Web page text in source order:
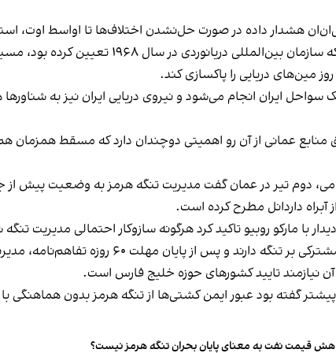
هشدار داده در صورت حل‌نشدن اختلاف‌ها تا اواسط اوت،
به دلیل وجود مین‌های دریایی در گذرگاه سنتی
ایران انجام می‌شود و نیروی دریایی ایران نیز به شناورها
منابع عمانی از آن رو اهمیتی دوچندان دارد که مسقط
دوم تیر در عمان گفت مدیریت تنگه هرمز به وضعیت پیش
آبراه داردانل مطرح کرده است.
با مارکو روبیو تاکید کرد هرگونه سازوکار احتمالی مدیریت
مقام‌های جمهوری‌اسلامی می‌گویند ایران و عمان
آن نیازمند تایید کشورهای حوزه خلیج فارس است.
گفته بود عبور ایمن کشتی‌ها از تنگه هرمز بدون
قیمت نفت به معنای پایان بحران تنگه هرمز نیست؟